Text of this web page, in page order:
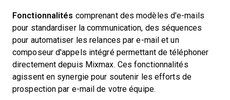
Fonctionnalités comprenant des modèles d'e-mails
pour standardiser la communication, des séquences
pour automatiser les relances par e-mail et un
composeur d'appels intégré permettant de téléphoner
directement depuis Mixmax. Ces fonctionnalités
agissent en synergie pour soutenir les efforts de
prospection par e-mail de votre équipe.